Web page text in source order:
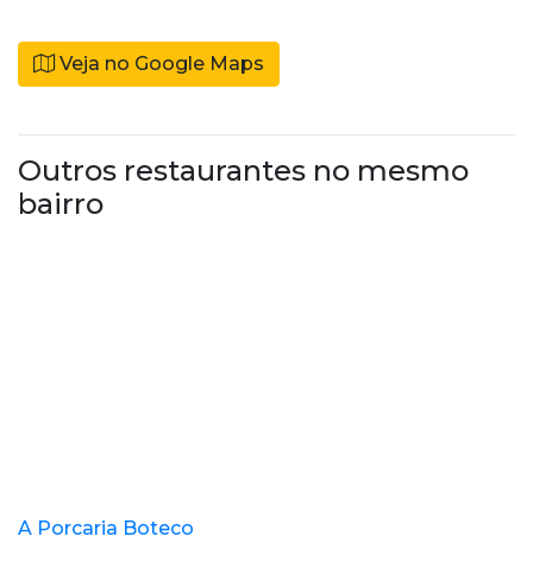
Veja no Google Maps
Outros restaurantes no mesmo
bairro
A Porcaria Boteco